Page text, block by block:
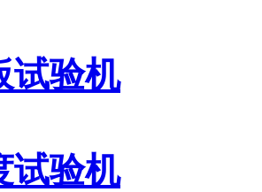
试验机
试验机